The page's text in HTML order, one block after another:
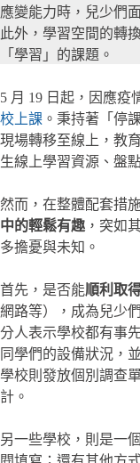
應變能力時，兒少們
此外，學習空間的轉
「學習」的課題。
5 月 19 日起，因應疫
校上課 。秉持著「停
現場轉移至線上，教
生線上學習資源、盤
然而，在整體配套措
中的輕鬆有趣 ，突如
多擔憂與未知。
首先，是否能順利取
網路等），成為兒少
分人表示學校都有事
同學們的設備狀況，
學校則發放個別調查
計。
另一些學校，則是一